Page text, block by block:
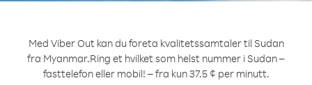
Med Viber Out kan du foreta kvalitetssamtaler til Sudan
fra Myanmar.Ring et hvilket som helst nummer i Sudan –
fasttelefon eller mobil! – fra kun 37.5 ¢ per minutt.